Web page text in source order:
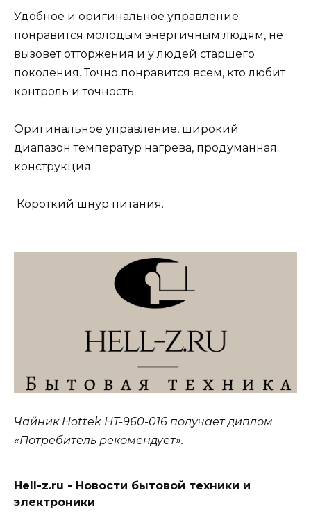
Удобное и оригинальное управление
понравится молодым энергичным людям, не
вызовет отторжения и у людей старшего
поколения. Точно понравится всем, кто любит
контроль и точность.
Оригинальное управление, широкий
диапазон температур нагрева, продуманная
конструкция.
Короткий шнур питания.
Чайник Hottek HT-960-016 получает диплом
«Потребитель рекомендует».
Hell-z.ru - Новости бытовой техники и
электроники